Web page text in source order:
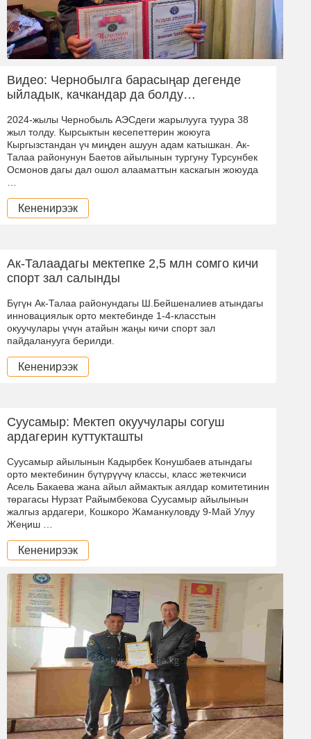
Видео: Чернобылга барасыңар дегенде
ыйладык, качкандар да болду…
2024-жылы Чернобыль АЭСдеги жарылууга туура 38
жыл толду. Кырсыктын кесепеттерин жоюуга
Кыргызстандан үч миңден ашуун адам катышкан. Ак-
Талаа районунун Баетов айылынын тургуну Турсунбек
Осмонов дагы дал ошол алааматтын каскагын жоюуда
Кененирээк
Ак-Талаадагы мектепке 2,5 млн сомго кичи
спорт зал салынды
Бүгүн Ак-Талаа районундагы Ш.Бейшеналиев атындагы
инновациялык орто мектебинде 1-4-класстын
окуучулары үчүн атайын жаңы кичи спорт зал
пайдаланууга берилди.
Кененирээк
Суусамыр: Мектеп окуучулары согуш
ардагерин куттукташты
Суусамыр айылынын Кадырбек Конушбаев атындагы
орто мектебинин бүтүрүүчү классы, класс жетекчиси
Асель Бакаева жана айыл аймактык аялдар комитетинин
төрагасы Нурзат Райымбекова Суусамыр айылынын
жалгыз ардагери, Кошкоро Жаманкуловду 9-Май Улуу
Жеңиш …
Кененирээк